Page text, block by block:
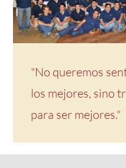
"No queremos
los mejores, sino
para ser mejores."